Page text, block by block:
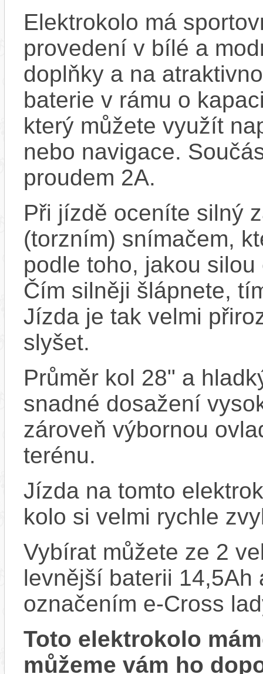
Elektrokolo má
provedení v bílé a
doplňky a na
baterie v rámu o
který můžete využít
nebo navigace.
proudem 2A.
Při jízdě oceníte silný
(torzním) snímačem,
podle toho, jakou
Čím silněji šlápnete,
Jízda je tak velmi
slyšet.
Průměr kol 28" a
snadné dosažení
zároveň výbornou
terénu.
Jízda na tomto
kolo si velmi rychle
Vybírat můžete ze 2
levnější baterii 14,5Ah
označením e-Cross
Toto elektrokolo
můžeme vám ho